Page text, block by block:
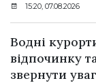
15:20, 07.08.2026
Водні
відпочинку
звернути